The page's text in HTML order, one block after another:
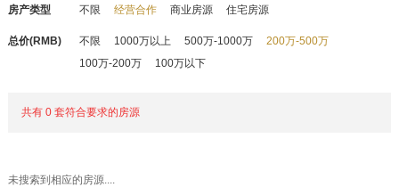
房产类型 不限 经营合作 商业房源 住宅房源
总价(RMB) 不限 1000万以上 500万-1000万
200万-500万
100万-200万
100万以下
共有 0 套符合要求的房源
未搜索到相应的房源....